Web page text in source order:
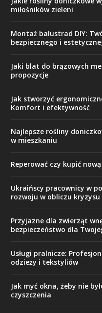
miłośników zieleni
Montaż balustrad DIY:
bezpiecznego i
Jaki blat do brązowych
propozycje
Jak stworzyć
Komfort i efektywność
Najlepsze rośliny
w mieszkaniu
Reperować czy kupić
Ukraińscy pracownicy w
rozwoju w obliczu
Przyjazne dla zwierząt
bezpieczeństwo dla
Usługi pralnicze:
odzieży i tekstyliów
Jak myć okna, żeby nie
czyszczenia